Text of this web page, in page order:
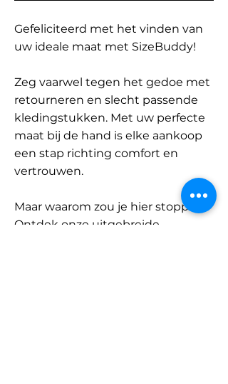
Gefeliciteerd met het vinden van
uw ideale maat met SizeBuddy!
Zeg vaarwel tegen het gedoe met
retourneren en slecht passende
kledingstukken. Met uw perfecte
maat bij de hand is elke aankoop
een stap richting comfort en
vertrouwen.
Maar waarom zou je hier stoppen?
Ontdek onze uitgebreide